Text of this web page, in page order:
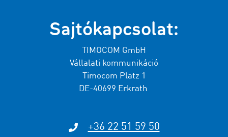
Sajtókapcsolat:
TIMOCOM GmbH
Vállalati kommunikáció
Timocom Platz 1
DE-40699 Erkrath
+36 22 51 59 50